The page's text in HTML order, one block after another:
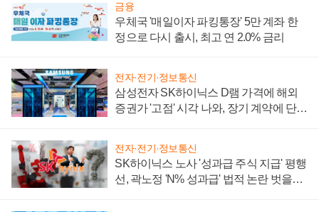
금융
우체국 '매일이자 파킹통장' 5만 계좌 한
정으로 다시 출시, 최고 연 2.0% 금리
전자·전기·정보통신
삼성전자 SK하이닉스 D램 가격에 해외
증권가 '고점' 시각 나와, 장기 계약에 단점
전자·전기·정보통신
SK하이닉스 노사 '성과급 주식 지급' 평행
선, 곽노정 'N% 성과급' 법적 논란 벗을지